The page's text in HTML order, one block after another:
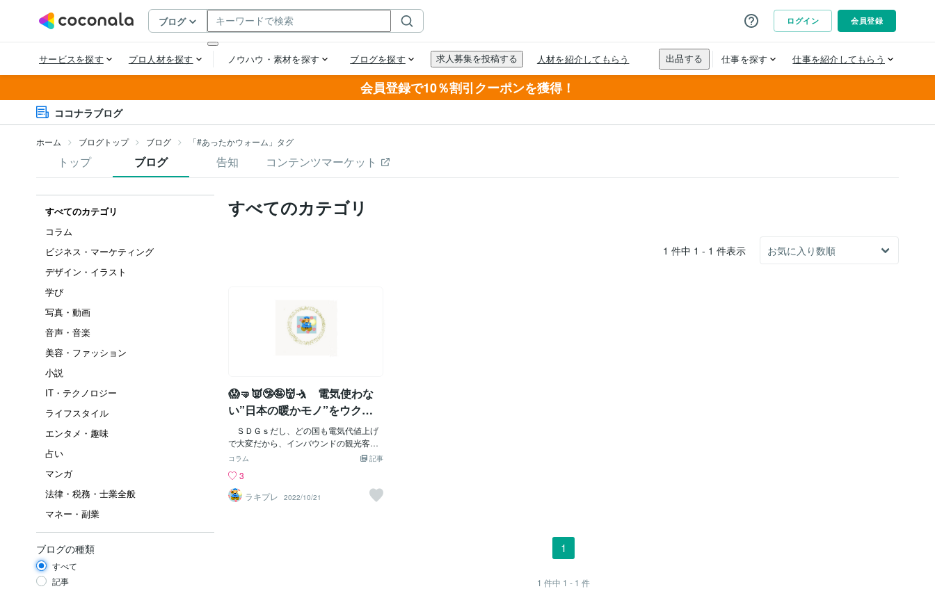
会員登録で10％割引クーポンを獲得！
ココナラブログ
ホーム ブログトップ ブログ 「#あったかウォーム」タグ
トップ ブログ 告知 コンテンツマーケット
すべてのカテゴリ
コラム
ビジネス・マーケティング
デザイン・イラスト
学び
写真・動画
音声・音楽
美容・ファッション
小説
IT・テクノロジー
ライフスタイル
エンタメ・趣味
占い
マンガ
法律・税務・士業全般
マネー・副業
ブログの種類
すべて
記事
すべてのカテゴリ
1 件中 1 - 1 件表示
😱🤜👿🤥🤪👹🤺 電気使わな
い”日本の暖かモノ”をウクラ
イナ支援、欧州輸出したら？
ＳＤＧｓだし、どの国も電気代値上げ
で大変だから、インバウンドの観光客に
省エネタイプの”日本の暖かモノ”として
為に売る時にメリット・デメリットをち
ゃんと説明すること!多少電気は使うが省
エネタイプ①20分充電で室内約3～4時間
記事
コラム
3
ラキプレ
2022/10/21
1
1 件中 1 - 1 件